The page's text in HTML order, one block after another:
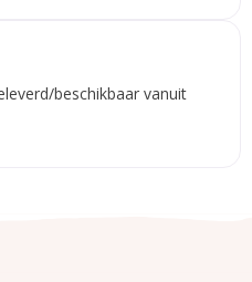
beschikbaar vanuit